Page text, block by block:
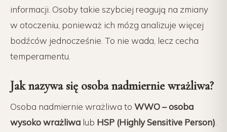
informacji. Osoby takie szybciej reagują na zmiany
w otoczeniu, ponieważ ich mózg analizuje więcej
bodźców jednocześnie. To nie wada, lecz cecha
temperamentu.
Jak nazywa się osoba nadmiernie wrażliwa?
Osoba nadmiernie wrażliwa to WWO – osoba
wysoko wrażliwa lub HSP (Highly Sensitive Person)